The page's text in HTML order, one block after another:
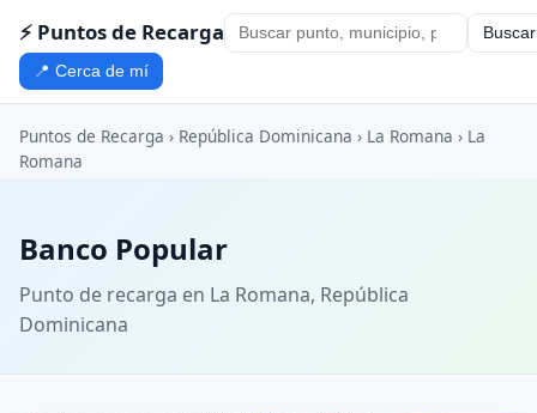
⚡ Puntos de Recarga Buscar
📍 Cerca de mí
Puntos de Recarga › República Dominicana › La Romana › La
Romana
Banco Popular
Punto de recarga en La Romana, República
Dominicana